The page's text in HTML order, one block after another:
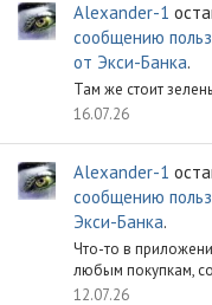
Alexander-1
сообщению
от Экси-Банка.
Там же стоит
16.07.26
Alexander-1
сообщению
Экси-Банка.
Что-то в
любым покупкам,
12.07.26